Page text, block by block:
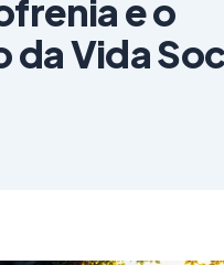
e o
da Vida